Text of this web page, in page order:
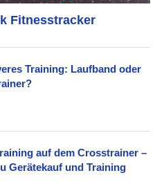
Fitnesstracker
Training: Laufband oder
auf dem Crosstrainer –
Gerätekauf und Training